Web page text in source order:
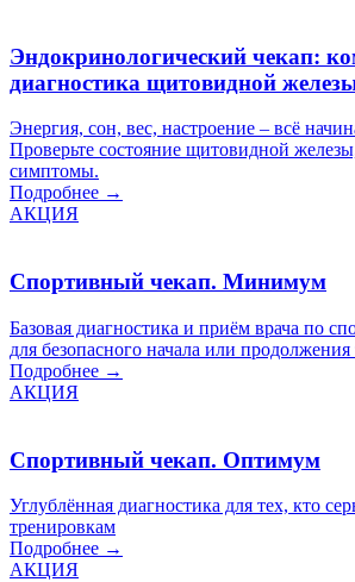
Эндокринологический чекап:
диагностика щитовидной
Энергия, сон, вес, настроение – всё
Проверьте состояние щитовидной
симптомы.
Подробнее →
АКЦИЯ
Спортивный чекап. Минимум
Базовая диагностика и приём врача по
для безопасного начала или
Подробнее →
АКЦИЯ
Спортивный чекап. Оптимум
Углублённая диагностика для тех, кто
тренировкам
Подробнее →
АКЦИЯ